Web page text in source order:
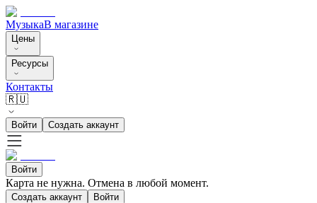
МузыкаВ магазине
Цены
Ресурсы
Контакты
🇷🇺
Войти Создать аккаунт
Войти
Карта не нужна. Отмена в любой момент.
Создать аккаунт Войти